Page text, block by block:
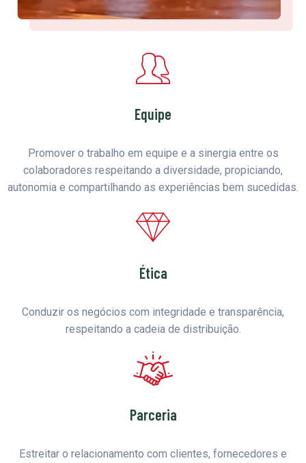
Equipe
Promover o trabalho em equipe e a sinergia entre os
colaboradores respeitando a diversidade, propiciando,
autonomia e compartilhando as experiências bem sucedidas.
Ética
Conduzir os negócios com integridade e transparência,
respeitando a cadeia de distribuição.
Parceria
Estreitar o relacionamento com clientes, fornecedores e